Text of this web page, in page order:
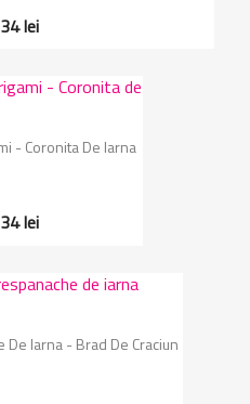
lei
- Coronita De Iarna
lei
Iarna - Brad De Craciun